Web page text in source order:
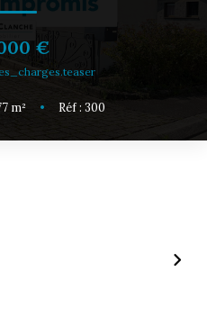
€
m² • Réf : 300